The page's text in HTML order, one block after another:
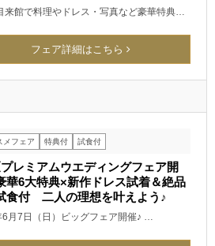
来館で料理やドレス・写真など豪華特典…
フェア詳細はこちら
メフェア 特典付 試食付
レミアムウエディングフェア開
6大特典×新作ドレス試着＆絶品
食付 二人の理想を叶えよう♪
月7日（日）ビッグフェア開催♪ …